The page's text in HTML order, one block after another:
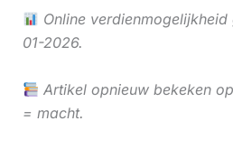
Online
01-2026.
Artikel opnieuw bekeken
= macht.